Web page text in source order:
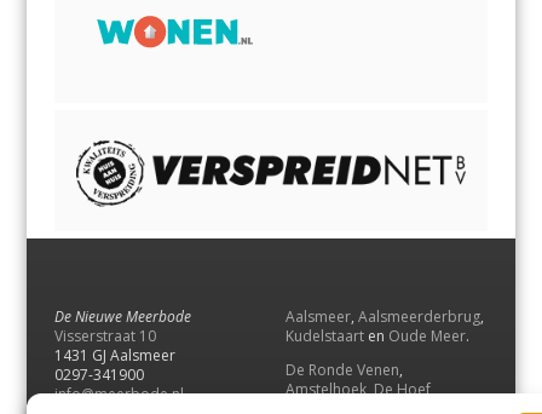
De Nieuwe Meerbode
Visserstraat 10
1431 GJ Aalsmeer
0297-341900
info@meerbode.nl
Aalsmeer, Aalsmeerderbrug,
Kudelstaart en Oude Meer.
De Ronde Venen,
Amstelhoek,De Hoef,